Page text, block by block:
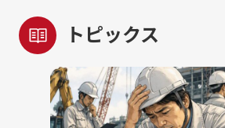
トピックス